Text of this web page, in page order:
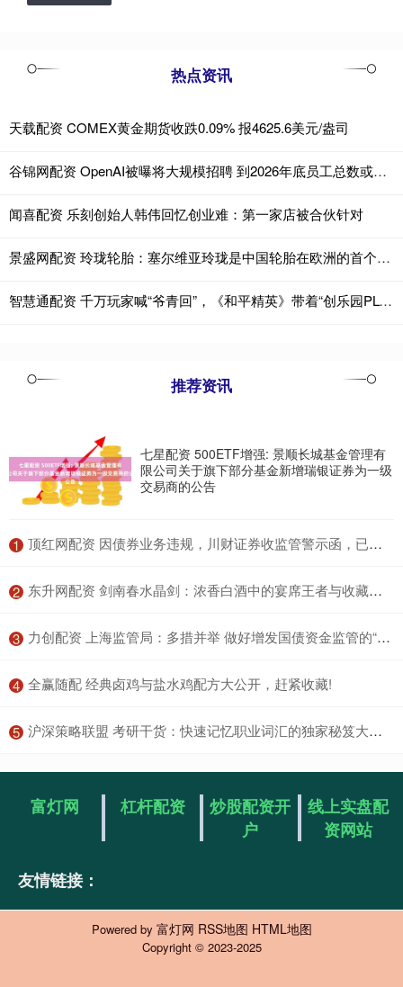
热点资讯
天载配资 COMEX黄金期货收跌0.09% 报4625.6美元/盎司
谷锦网配资 OpenAI被曝将大规模招聘 到2026年底员工总数或达8000人
闻喜配资 乐刻创始人韩伟回忆创业难：第一家店被合伙针对
景盛网配资 玲珑轮胎：塞尔维亚玲珑是中国轮胎在欧洲的首个生产基地
智慧通配资 千万玩家喊“爷青回”，《和平精英》带着“创乐园PLUS”回来了
推荐资讯
七星配资 500ETF增强: 景顺长城基金管理有
限公司关于旗下部分基金新增瑞银证券为一级
交易商的公告
1 ​顶红网配资 因债券业务违规，川财证券收监管警示函，已连续5年被点名
2 ​东升网配资 剑南春水晶剑：浓香白酒中的宴席王者与收藏佳品
3 ​力创配资 上海监管局：多措并举 做好增发国债资金监管的“后半篇文章”
4 ​全赢随配 经典卤鸡与盐水鸡配方大公开，赶紧收藏!
5 ​沪深策略联盟 考研干货：快速记忆职业词汇的独家秘笈大公开_单词_The_方式
富灯网 杠杆配资
炒股配资开
户
线上实盘配
资网站
友情链接：
Powered by 富灯网 RSS地图 HTML地图
Copyright © 2023-2025